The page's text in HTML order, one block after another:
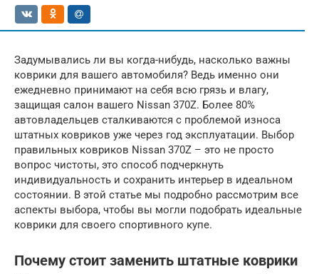
Задумывались ли вы когда-нибудь, насколько важны
коврики для вашего автомобиля? Ведь именно они
ежедневно принимают на себя всю грязь и влагу,
защищая салон вашего Nissan 370Z. Более 80%
автовладельцев сталкиваются с проблемой износа
штатных ковриков уже через год эксплуатации. Выбор
правильных ковриков Nissan 370Z – это не просто
вопрос чистоты, это способ подчеркнуть
индивидуальность и сохранить интерьер в идеальном
состоянии. В этой статье мы подробно рассмотрим все
аспекты выбора, чтобы вы могли подобрать идеальные
коврики для своего спортивного купе.
Почему стоит заменить штатные коврики